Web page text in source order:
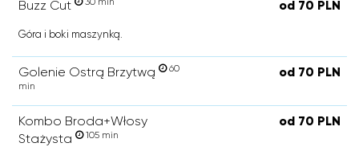
Buzz Cut od 70 PLN
Góra i boki maszynką.
Golenie Ostrą Brzytwą
60
min
od 70 PLN
Kombo Broda+Włosy
Stażysta
105 min
od 70 PLN